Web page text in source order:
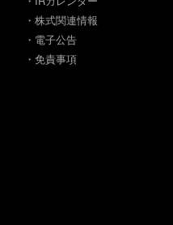
・株式関連情報
・電子公告
・免責事項